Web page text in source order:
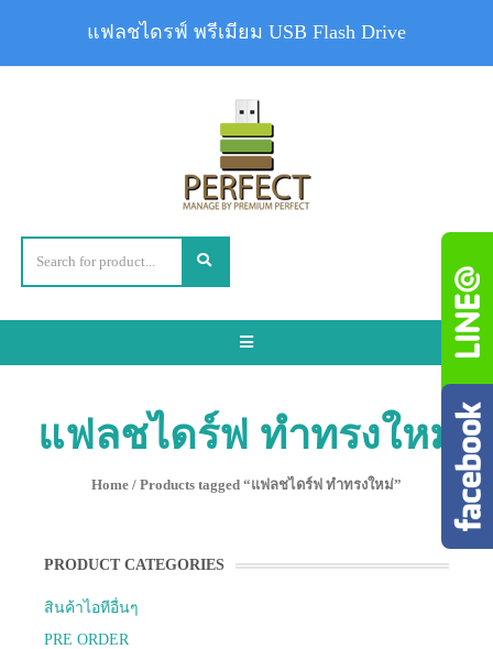
Toggle
แฟลชไดร์ฟ ทำทรงใหม่
Home / Products tagged “แฟลชไดร์ฟ ทำทรงใหม่”
PRODUCT CATEGORIES
สินค้าไอทีอื่นๆ
PRE ORDER
แฟลชไดรฟ์ พรีเมียม USB Flash Drive